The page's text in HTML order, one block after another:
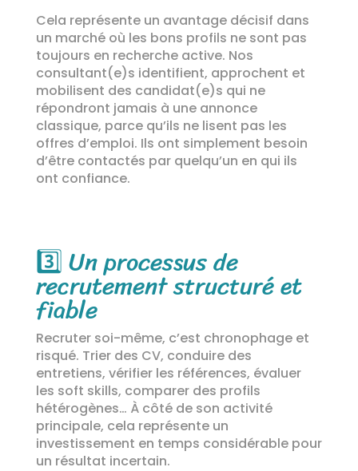
Cela représente un avantage décisif dans
un marché où les bons profils ne sont pas
toujours en recherche active. Nos
consultant(e)s identifient, approchent et
mobilisent des candidat(e)s qui ne
répondront jamais à une annonce
classique, parce qu’ils ne lisent pas les
offres d’emploi. Ils ont simplement besoin
d’être contactés par quelqu’un en qui ils
ont confiance.
3️⃣Un processus de
recrutement structuré et
fiable
Recruter soi-même, c’est chronophage et
risqué. Trier des CV, conduire des
entretiens, vérifier les références, évaluer
les soft skills, comparer des profils
hétérogènes… À côté de son activité
principale, cela représente un
investissement en temps considérable pour
un résultat incertain.